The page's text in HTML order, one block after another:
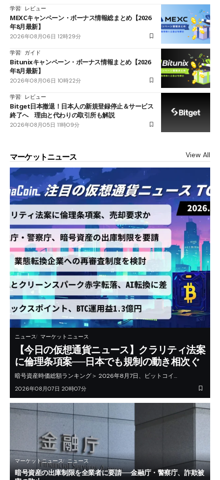
学習 レビュー
MEXCキャンペーン・ボーナス情報総まとめ【2026
年8月最新】
2026年08月06日 12時29分
学習 ガイド
Bitunixキャンペーン・ボーナス情報まとめ【2026
年8月最新】
2026年08月06日 10時22分
学習 レビュー
Bitget日本撤退！日本人の新規登録停止＆サービス
終了へ 理由と代わりの取引所も解説
2026年08月05日 11時09分
マーケットニュース View All
ニュース マーケットニュース
【今日の仮想通貨ニュース】クラリティ法案
に倫理条項案──日本でも規制の動き相次ぐ
暗号資産時価総額ランキング＞ 2026年8月7日、ビットコイ…
2026年08月07日 20時07分
マーケットニュース ニュース
暗号資産の出庫制限を全業者に要請──金融庁・警察庁、詐欺被